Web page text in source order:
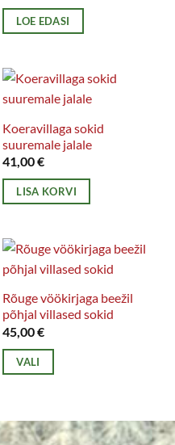
LOE EDASI
Koeravillaga sokid
suuremale jalale
41,00€
LISA KORVI
Rõuge vöökirjaga beežil
põhjal villased sokid
45,00€
VALI
on